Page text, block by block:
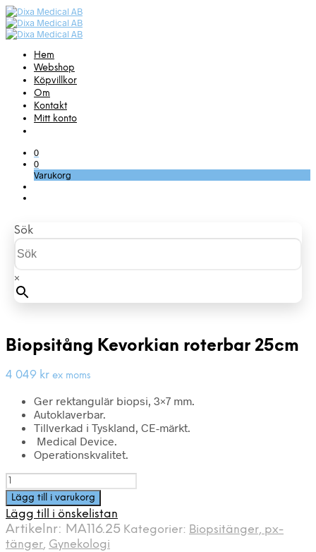
Hem
Webshop
Köpvillkor
Om
Kontakt
Mitt konto
0
0
Varukorg
Sök
×
Biopsitång Kevorkian roterbar 25cm
4 049 kr ex moms
Ger rektangulär biopsi, 3×7 mm.
Autoklaverbar.
Tillverkad i Tyskland, CE-märkt.
Medical Device.
Operationskvalitet.
Biopsitång
Kevorkian
roterbar
25cm
mängd
Lägg till i varukorg
Lägg till i önskelistan
Artikelnr: MA116.25 Kategorier: Biopsitänger, px-
tänger, Gynekologi